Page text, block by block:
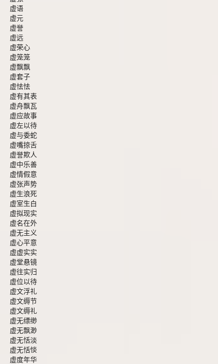
虚语
虚元
虚誉
虚远
虚荣心
虚笼笼
虚飘飘
虚套子
虚怯怯
虚有其表
虚舟飘瓦
虚应故事
虚左以待
虚与委蛇
虚嘴掠舌
虚誉欺人
虚中乐善
虚情假意
虚张声势
虚生浪死
虚室生白
虚拟现实
虚名在外
虚无主义
虚心平意
虚虚实实
虚堂悬镜
虚往实归
虚位以待
虚文浮礼
虚文缛节
虚文缛礼
虚无缥缈
虚无飘渺
虚无恬淡
虚无恬惔
虚度年华